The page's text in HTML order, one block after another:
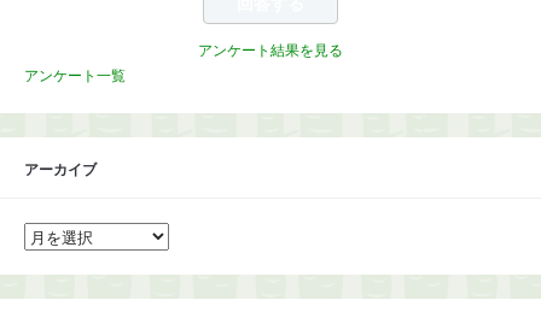
アンケート結果を見る
アンケート一覧
アーカイブ
ア
ー
イ